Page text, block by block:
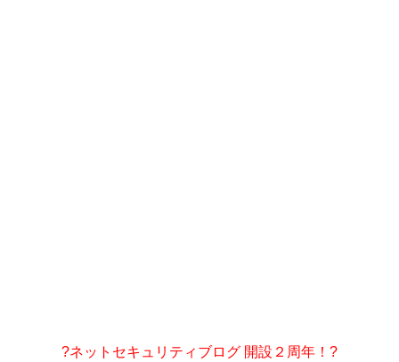
?ネットセキュリティブログ 開設２周年！?